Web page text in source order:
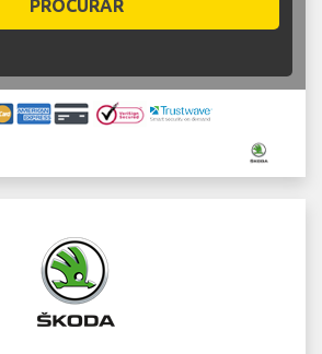
PROCURAR